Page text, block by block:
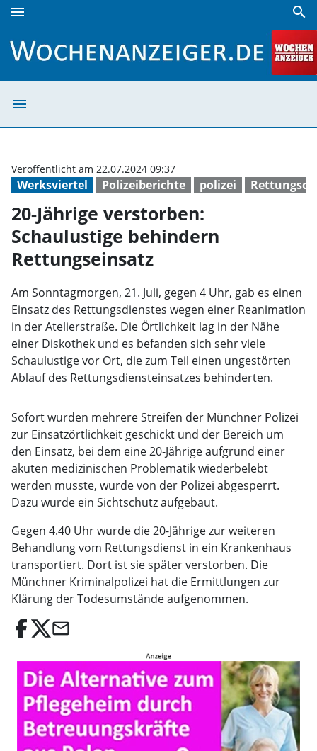
menu search
menu
Werksviertel Polizeiberichte polizei
Veröffentlicht am 22.07.2024 09:37
20-Jährige verstorben:
Schaulustige behindern
Rettungseinsatz
Am Sonntagmorgen, 21. Juli, gegen 4 Uhr, gab es einen
Einsatz des Rettungsdienstes wegen einer Reanimation
in der Atelierstraße. Die Örtlichkeit lag in der Nähe
einer Diskothek und es befanden sich sehr viele
Schaulustige vor Ort, die zum Teil einen ungestörten
Ablauf des Rettungsdiensteinsatzes behinderten.
Sofort wurden mehrere Streifen der Münchner Polizei
zur Einsatzörtlichkeit geschickt und der Bereich um
den Einsatz, bei dem eine 20-Jährige aufgrund einer
akuten medizinischen Problematik wiederbelebt
werden musste, wurde von der Polizei abgesperrt.
Dazu wurde ein Sichtschutz aufgebaut.
Gegen 4.40 Uhr wurde die 20-Jährige zur weiteren
Behandlung vom Rettungsdienst in ein Krankenhaus
transportiert. Dort ist sie später verstorben. Die
Münchner Kriminalpolizei hat die Ermittlungen zur
Klärung der Todesumstände aufgenommen.
email